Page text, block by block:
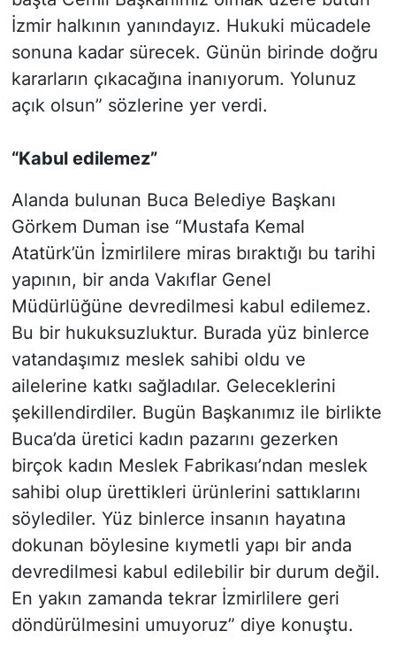
İzmir halkının yanındayız. Hukuki mücadele
sonuna kadar sürecek. Günün birinde doğru
kararların çıkacağına inanıyorum. Yolunuz
açık olsun” sözlerine yer verdi.
“Kabul edilemez”
Alanda bulunan Buca Belediye Başkanı
Görkem Duman ise “Mustafa Kemal
Atatürk’ün İzmirlilere miras bıraktığı bu tarihi
yapının, bir anda Vakıflar Genel
Müdürlüğüne devredilmesi kabul edilemez.
Bu bir hukuksuzluktur. Burada yüz binlerce
vatandaşımız meslek sahibi oldu ve
ailelerine katkı sağladılar. Geleceklerini
şekillendirdiler. Bugün Başkanımız ile birlikte
Buca’da üretici kadın pazarını gezerken
birçok kadın Meslek Fabrikası’ndan meslek
sahibi olup ürettikleri ürünlerini sattıklarını
söylediler. Yüz binlerce insanın hayatına
dokunan böylesine kıymetli yapı bir anda
devredilmesi kabul edilebilir bir durum değil.
En yakın zamanda tekrar İzmirlilere geri
döndürülmesini umuyoruz” diye konuştu.